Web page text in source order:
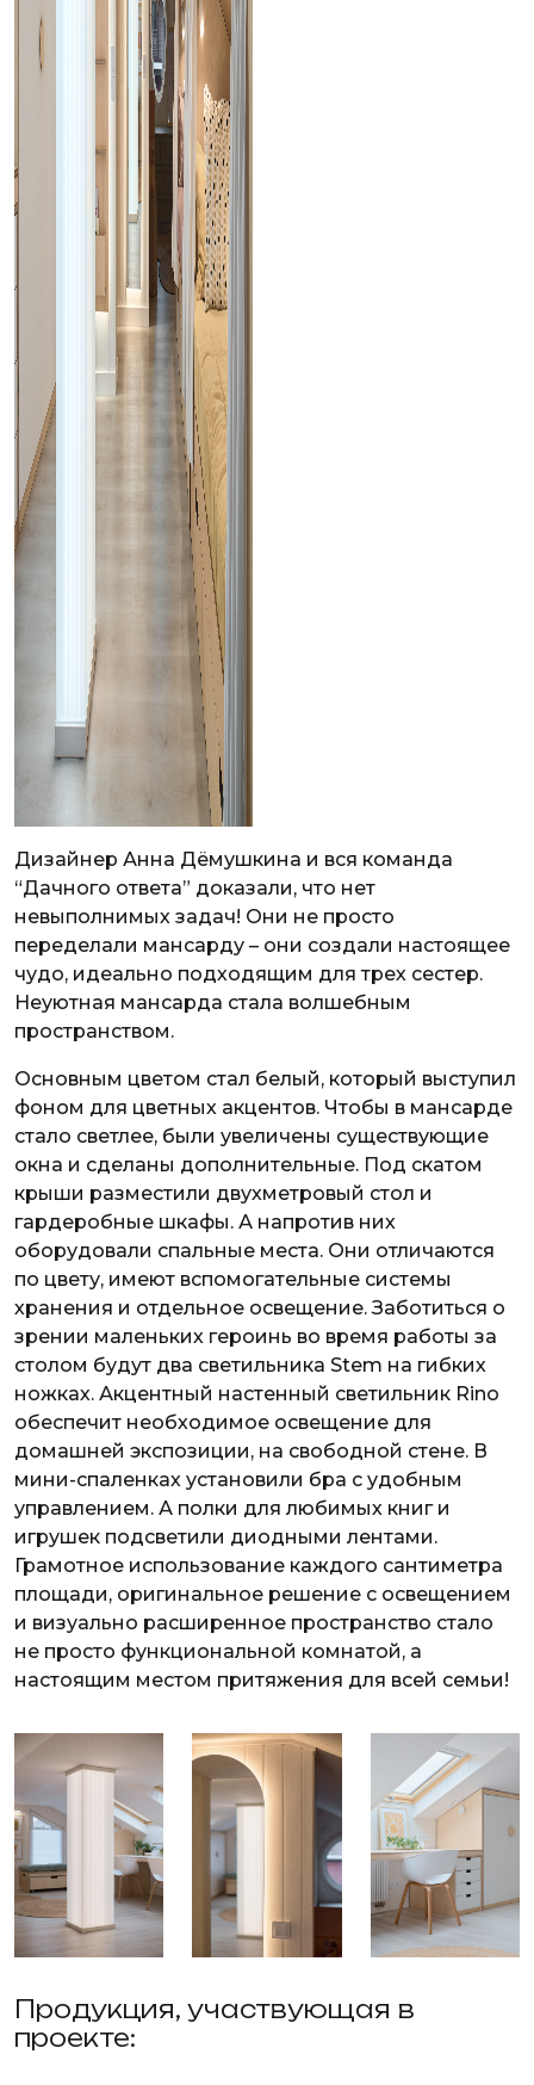
Дизайнер Анна Дёмушкина и вся команда
“Дачного ответа” доказали, что нет
невыполнимых задач! Они не просто
переделали мансарду – они создали настоящее
чудо, идеально подходящим для трех сестер.
Неуютная мансарда стала волшебным
пространством.
Основным цветом стал белый, который выступил
фоном для цветных акцентов. Чтобы в мансарде
стало светлее, были увеличены существующие
окна и сделаны дополнительные. Под скатом
крыши разместили двухметровый стол и
гардеробные шкафы. А напротив них
оборудовали спальные места. Они отличаются
по цвету, имеют вспомогательные системы
хранения и отдельное освещение. Заботиться о
зрении маленьких героинь во время работы за
столом будут два светильника Stem на гибких
ножках. Акцентный настенный светильник Rino
обеспечит необходимое освещение для
домашней экспозиции, на свободной стене. В
мини-спаленках установили бра с удобным
управлением. А полки для любимых книг и
игрушек подсветили диодными лентами.
Грамотное использование каждого сантиметра
площади, оригинальное решение с освещением
и визуально расширенное пространство стало
не просто функциональной комнатой, а
настоящим местом притяжения для всей семьи!
Продукция, участвующая в
проекте: